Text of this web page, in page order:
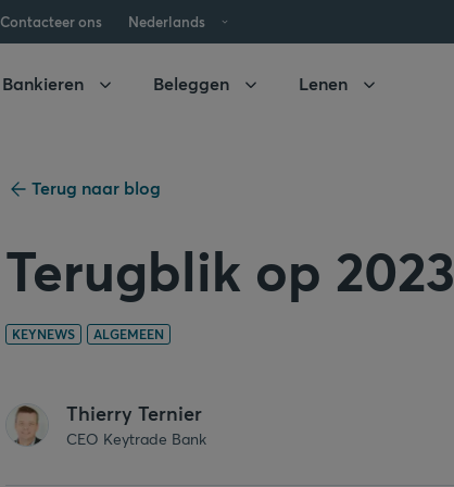
Contacteer ons Nederlands
Bankieren Beleggen Lenen
Terug naar blog
Terugblik op 2023
KEYNEWS ALGEMEEN
Thierry Ternier
CEO Keytrade Bank